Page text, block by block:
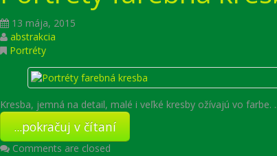
13 mája, 2015
abstrakcia
Portréty
Kresba, jemná na detail, malé i veľké kresby ožívajú vo farbe.
...pokračuj v čítaní
Comments are closed